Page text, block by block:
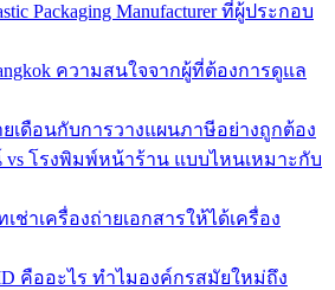
Packaging Manufacturer ที่ผู้ประกอบ
ความสนใจจากผู้ที่ต้องการดูแล
เดือนกับการวางแผนภาษีอย่างถูกต้อง
โรงพิมพ์หน้าร้าน แบบไหนเหมาะกับ
ช่าเครื่องถ่ายเอกสารให้ได้เครื่อง
คืออะไร ทำไมองค์กรสมัยใหม่ถึง